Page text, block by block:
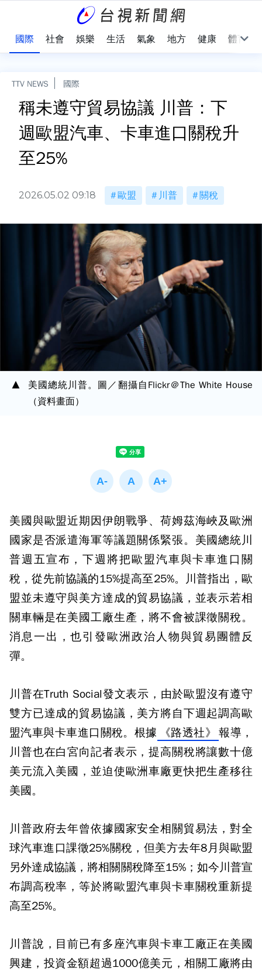
國際 社會 娛樂 生活 氣象 地方 健康 體育
TTV NEWS 國際
稱未遵守貿易協議 川普：下
週歐盟汽車、卡車進口關稅升
至25%
2026.05.02 09:18 歐盟 川普 關稅
美國總統川普。圖／翻攝自Flickr＠The White House
（資料畫面）
美國與歐盟近期因伊朗戰爭、荷姆茲海峽及歐洲
國家是否派遣海軍等議題關係緊張。美國總統川
普週五宣布，下週將把歐盟汽車與卡車進口關
稅，從先前協議的15%提高至25%。川普指出，歐
盟並未遵守與美方達成的貿易協議，並表示若相
關車輛是在美國工廠生產，將不會被課徵關稅。
消息一出，也引發歐洲政治人物與貿易團體反
彈。
川普在Truth Social發文表示，由於歐盟沒有遵守
雙方已達成的貿易協議，美方將自下週起調高歐
盟汽車與卡車進口關稅。根據
《路透社》 報導，
川普也在白宮向記者表示，提高關稅將讓數十億
美元流入美國，並迫使歐洲車廠更快把生產移往
美國。
川普政府去年曾依據國家安全相關貿易法，對全
球汽車進口課徵25%關稅，但美方去年8月與歐盟
另外達成協議，將相關關稅降至15%；如今川普宣
布調高稅率，等於將歐盟汽車與卡車關稅重新提
高至25%。
川普說，目前已有多座汽車與卡車工廠正在美國
興建，投資金額超過1000億美元，相關工廠將由